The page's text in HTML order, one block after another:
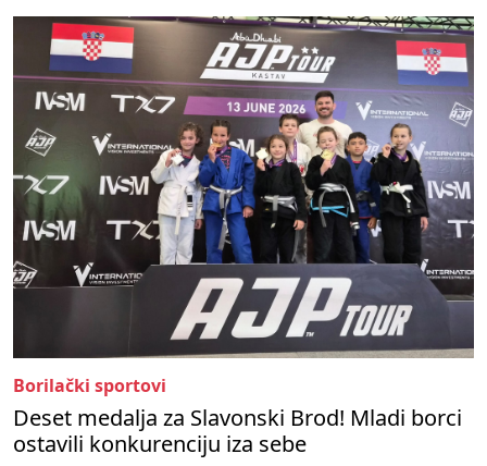
Borilački sportovi
Deset medalja za Slavonski Brod! Mladi borci
ostavili konkurenciju iza sebe